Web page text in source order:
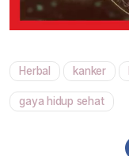
Herbal kanker
gaya hidup sehat